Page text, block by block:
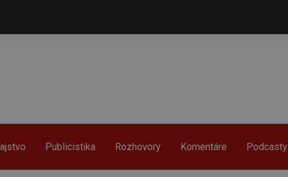
Publicistika Rozhovory Komentáre Podcasty